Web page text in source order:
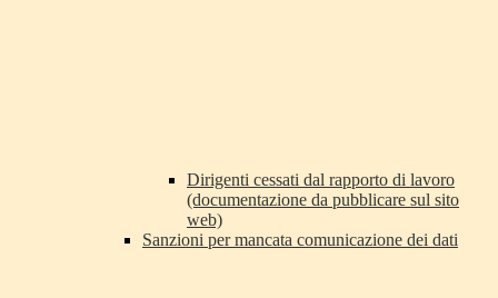
Dirigenti cessati dal rapporto di lavoro
(documentazione da pubblicare sul sito
web)
Sanzioni per mancata comunicazione dei dati